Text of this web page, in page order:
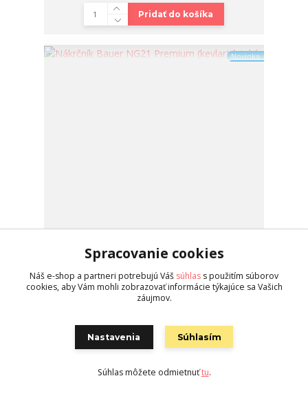
Pridať do košíka
Novinka
Nákrčník Bauer NLP21 Premium je určený
predovšetkým pre poloprofesionálnych a
amatérskych mládežníckych hokejistov, ktorí
24,90 EUR/ks skladom 4 ks
Spracovanie cookies
Náš e-shop a partneri potrebujú Váš súhlas s použitím súborov
cookies, aby Vám mohli zobrazovať informácie týkajúce sa Vašich
záujmov.
Nastavenia Súhlasím
Súhlas môžete odmietnuťtu.